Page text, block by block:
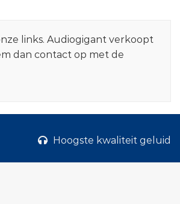
links. Audiogigant verkoopt
dan contact op met de
Hoogste kwaliteit geluid